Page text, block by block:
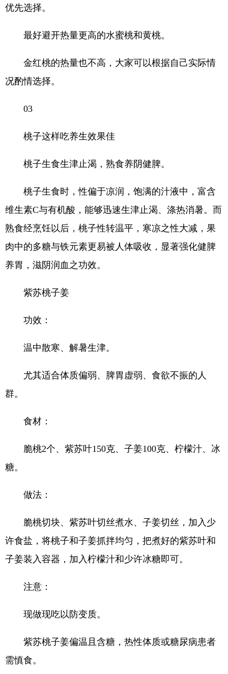
优先选择。
最好避开热量更高的水蜜桃和黄桃。
金红桃的热量也不高，大家可以根据自己实际情
况酌情选择。
03
桃子这样吃养生效果佳
桃子生食生津止渴，熟食养阴健脾。
桃子生食时，性偏于凉润，饱满的汁液中，富含
维生素C与有机酸，能够迅速生津止渴、涤热消暑。而
熟食经烹饪以后，桃子性转温平，寒凉之性大减，果
肉中的多糖与铁元素更易被人体吸收，显著强化健脾
养胃，滋阴润血之功效。
紫苏桃子姜
功效：
温中散寒、解暑生津。
尤其适合体质偏弱、脾胃虚弱、食欲不振的人
群。
食材：
脆桃2个、紫苏叶150克、子姜100克、柠檬汁、冰
糖。
做法：
脆桃切块、紫苏叶切丝煮水、子姜切丝，加入少
许食盐，将桃子和子姜抓拌均匀，把煮好的紫苏叶和
子姜装入容器，加入柠檬汁和少许冰糖即可。
注意：
现做现吃以防变质。
紫苏桃子姜偏温且含糖，热性体质或糖尿病患者
需慎食。